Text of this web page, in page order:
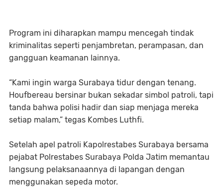
Program ini diharapkan mampu mencegah tindak
kriminalitas seperti penjambretan, perampasan, dan
gangguan keamanan lainnya.
“Kami ingin warga Surabaya tidur dengan tenang.
Houfbereau bersinar bukan sekadar simbol patroli, tapi
tanda bahwa polisi hadir dan siap menjaga mereka
setiap malam,” tegas Kombes Luthfi.
Setelah apel patroli Kapolrestabes Surabaya bersama
pejabat Polrestabes Surabaya Polda Jatim memantau
langsung pelaksanaannya di lapangan dengan
menggunakan sepeda motor.